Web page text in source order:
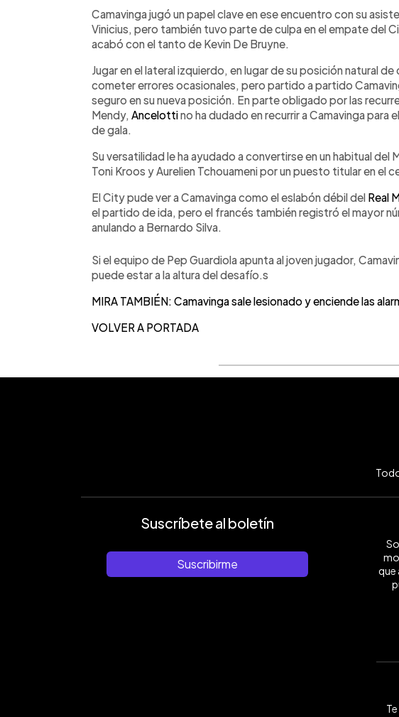
Camavinga jugó un papel clave en ese encuentro con su
Vinicius, pero también tuvo parte de culpa en el empate del
acabó con el tanto de Kevin De Bruyne.
Jugar en el lateral izquierdo, en lugar de su posición natural
cometer errores ocasionales, pero partido a partido
seguro en su nueva posición. En parte obligado por las
Mendy, Ancelottino ha dudado en recurrir a Camavinga para
de gala.
Su versatilidad le ha ayudado a convertirse en un habitual del
Toni Kroos y Aurelien Tchouameni por un puesto titular en el
El City pude ver a Camavinga como el eslabón débil del Real
el partido de ida, pero el francés también registró el mayor
anulando a Bernardo Silva.
Si el equipo de Pep Guardiola apunta al joven jugador,
puede estar a la altura del desafío.s
MIRA TAMBIÉN: Camavinga sale lesionado y enciende las
VOLVER A PORTADA
Suscríbete al boletín
Suscribirme
que